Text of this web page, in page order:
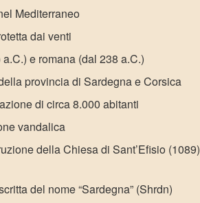
Mediterraneo
dai venti
e romana (dal 238 a.C.)
provincia di Sardegna e Corsica
di circa 8.000 abitanti
vandalica
della Chiesa di Sant’Efisio (1089)
del nome “Sardegna” (Shrdn)